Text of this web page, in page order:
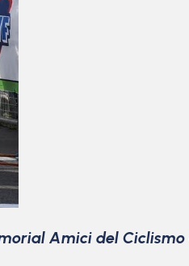
Amici del Ciclismo